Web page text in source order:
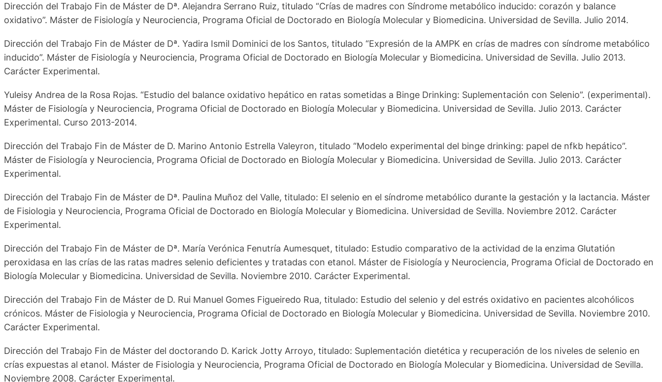
Dirección del Trabajo Fin de Máster de Dª. Alejandra Serrano Ruiz, titulado “Crías de madres con Síndrome metabólico inducido: corazón y balance
oxidativo”. Máster de Fisiología y Neurociencia, Programa Oficial de Doctorado en Biología Molecular y Biomedicina. Universidad de Sevilla. Julio 2014.
Dirección del Trabajo Fin de Máster de Dª. Yadira Ismil Dominici de los Santos, titulado “Expresión de la AMPK en crías de madres con síndrome metabólico
inducido”. Máster de Fisiología y Neurociencia, Programa Oficial de Doctorado en Biología Molecular y Biomedicina. Universidad de Sevilla. Julio 2013.
Carácter Experimental.
Yuleisy Andrea de la Rosa Rojas. “Estudio del balance oxidativo hepático en ratas sometidas a Binge Drinking: Suplementación con Selenio”. (experimental).
Máster de Fisiología y Neurociencia, Programa Oficial de Doctorado en Biología Molecular y Biomedicina. Universidad de Sevilla. Julio 2013. Carácter
Experimental. Curso 2013-2014.
Dirección del Trabajo Fin de Máster de D. Marino Antonio Estrella Valeyron, titulado “Modelo experimental del binge drinking: papel de nfkb hepático”.
Máster de Fisiología y Neurociencia, Programa Oficial de Doctorado en Biología Molecular y Biomedicina. Universidad de Sevilla. Julio 2013. Carácter
Experimental.
Dirección del Trabajo Fin de Máster de Dª. Paulina Muñoz del Valle, titulado: El selenio en el síndrome metabólico durante la gestación y la lactancia. Máster
de Fisiologia y Neurociencia, Programa Oficial de Doctorado en Biología Molecular y Biomedicina. Universidad de Sevilla. Noviembre 2012. Carácter
Experimental.
Dirección del Trabajo Fin de Máster de Dª. María Verónica Fenutría Aumesquet, titulado: Estudio comparativo de la actividad de la enzima Glutatión
peroxidasa en las crías de las ratas madres selenio deficientes y tratadas con etanol. Máster de Fisiología y Neurociencia, Programa Oficial de Doctorado en
Biología Molecular y Biomedicina. Universidad de Sevilla. Noviembre 2010. Carácter Experimental.
Dirección del Trabajo Fin de Máster de D. Rui Manuel Gomes Figueiredo Rua, titulado: Estudio del selenio y del estrés oxidativo en pacientes alcohólicos
crónicos. Máster de Fisiologia y Neurociencia, Programa Oficial de Doctorado en Biología Molecular y Biomedicina. Universidad de Sevilla. Noviembre 2010.
Carácter Experimental.
Dirección del Trabajo Fin de Máster del doctorando D. Karick Jotty Arroyo, titulado: Suplementación dietética y recuperación de los niveles de selenio en
crías expuestas al etanol. Máster de Fisiologia y Neurociencia, Programa Oficial de Doctorado en Biología Molecular y Biomedicina. Universidad de Sevilla.
Noviembre 2008. Carácter Experimental.